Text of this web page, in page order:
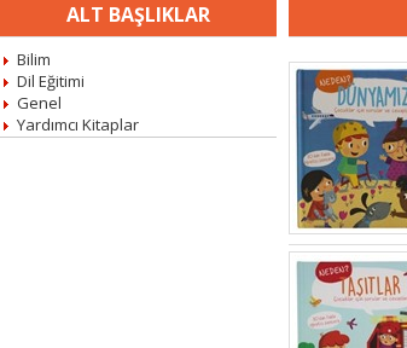
ALT BAŞLIKLAR
Bilim
Dil Eğitimi
Genel
Yardımcı Kitaplar